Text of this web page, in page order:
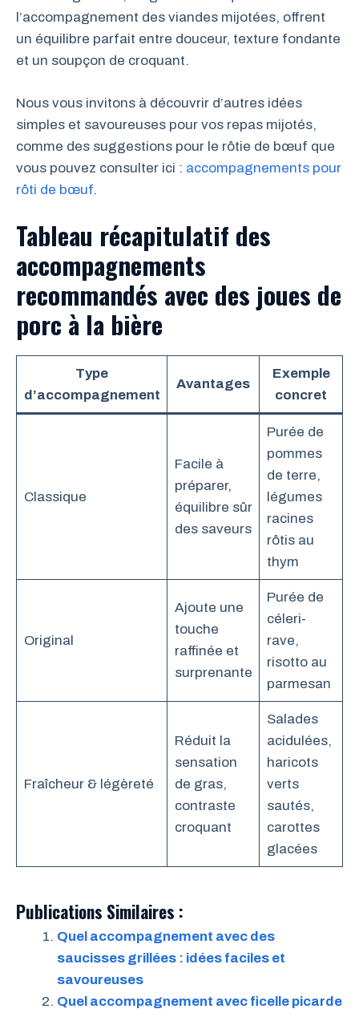
l’accompagnement des viandes mijotées, offrent
un équilibre parfait entre douceur, texture fondante
et un soupçon de croquant.
Nous vous invitons à découvrir d’autres idées
simples et savoureuses pour vos repas mijotés,
comme des suggestions pour le rôtie de bœuf que
vous pouvez consulter ici : accompagnements pour
rôti de bœuf.
Tableau récapitulatif des
accompagnements
recommandés avec des joues de
porc à la bière
Type
d’accompagnement
Avantages
Exemple
concret
Classique
Facile à
préparer,
équilibre sûr
des saveurs
Purée de
pommes
de terre,
légumes
racines
rôtis au
thym
Original
Ajoute une
touche
raffinée et
surprenante
Purée de
céleri-
rave,
risotto au
parmesan
Fraîcheur & légèreté
Réduit la
sensation
de gras,
contraste
croquant
Salades
acidulées,
haricots
verts
sautés,
carottes
glacées
Publications Similaires :
Quel accompagnement avec des
saucisses grillées : idées faciles et
savoureuses
Quel accompagnement avec ficelle picarde